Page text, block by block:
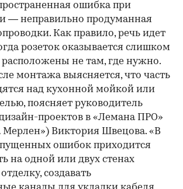
ошибка при
— неправильно продуманная
Как правило, речь идет
розеток оказывается слишком
не там, где нужно.
монтажа выясняется, что часть
над кухонной мойкой или
поясняет руководитель
проектов в «Лемана ПРО»
Мерлен») Виктория Швецова. «В
ошибок приходится
на одной или двух стенах
создавать